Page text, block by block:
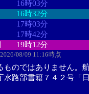
16時03分
16時32分
17時03分
17時42分
19時12分
08/09 11:16時点
ものではありません。
路部書籍７４２号「